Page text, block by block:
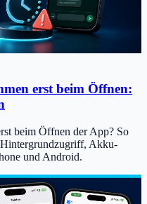
erst beim Öffnen:
beim Öffnen der App? So
Akku-
und Android.